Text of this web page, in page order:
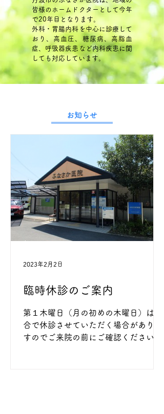
皆様のホームドクターとして今年
で20年目となります。
外科・胃腸内科を中心に診療して
おり、高血圧、糖尿病、高脂血
症、呼吸器疾患など内科疾患に関
しても対応しています。
お知らせ
臨時休診のご案内
第１木曜日（月の初めの木曜日）は都
合で休診させていただく場合がありま
すのでご来院の前にご確認ください。
2023年2月2日